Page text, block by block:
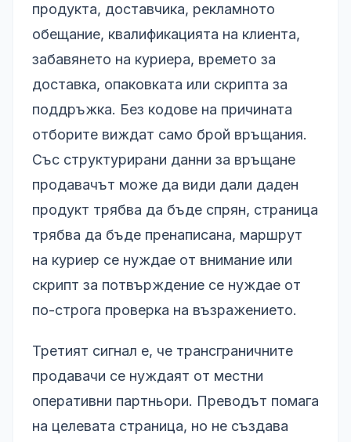
продукта, доставчика, рекламното
обещание, квалификацията на клиента,
забавянето на куриера, времето за
доставка, опаковката или скрипта за
поддръжка. Без кодове на причината
отборите виждат само брой връщания.
Със структурирани данни за връщане
продавачът може да види дали даден
продукт трябва да бъде спрян, страница
трябва да бъде пренаписана, маршрут
на куриер се нуждае от внимание или
скрипт за потвърждение се нуждае от
по-строга проверка на възражението.
Третият сигнал е, че трансграничните
продавачи се нуждаят от местни
оперативни партньори. Преводът помага
на целевата страница, но не създава